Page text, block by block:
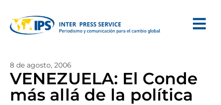
8 de agosto, 2006
VENEZUELA: El Conde
más allá de la política